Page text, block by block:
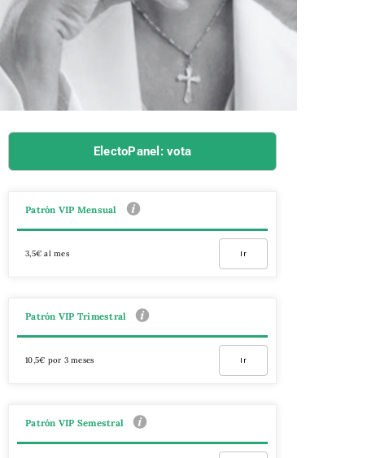
ElectoPanel: vota
Patrón VIP Mensual
3,5€ al mes Ir
Patrón VIP Trimestral
10,5€ por 3 meses Ir
Patrón VIP Semestral